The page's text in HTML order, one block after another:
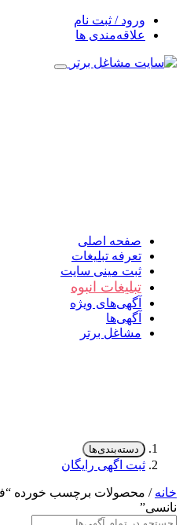
ورود / ثبت نام
علاقه‌مندی ها
صفحه اصلی
تعرفه تبلیغات
ثبت مینی سایت
تبلیغات انبوه
آگهی‌های ویژه
آگهی‌ها
مشاغل برتر
دسته‌بندی‌ها
ثبت اگهی رایگان
خانه / محصولات برچسب خورده
نانسی”